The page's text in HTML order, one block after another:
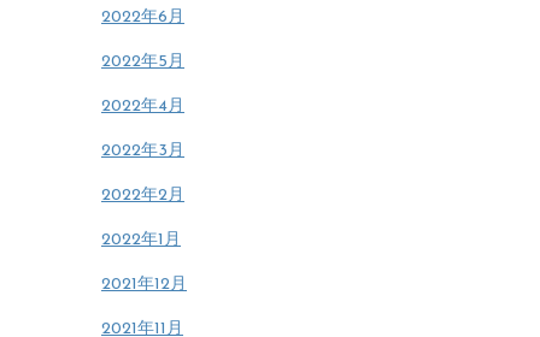
2022年6月
2022年5月
2022年4月
2022年3月
2022年2月
2022年1月
2021年12月
2021年11月